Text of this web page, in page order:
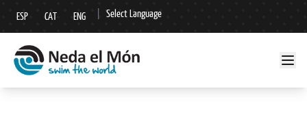
ESP CAT ENG Select Language
▼